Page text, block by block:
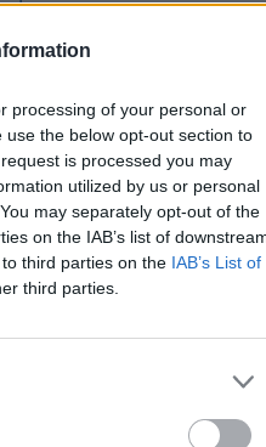
processing of your personal or
the below opt-out section to
is processed you may
utilized by us or personal
may separately opt-out of the
on the IAB’s list of
third parties on the IAB’s List of
third parties.
de
WK
18.
De